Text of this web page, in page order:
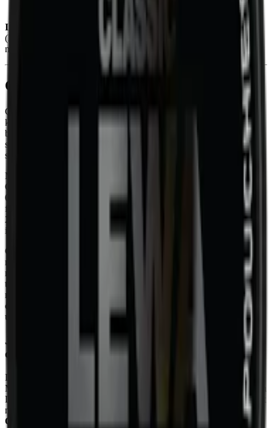
Ingredienser:
tobak, vatten, växtfiber, fuktighetsbevarande medel
(E1520, propylenglykol), salt, surhetsreglerande medel (E500,
natriumkarbonater) samt aromer (bland annat rökarom).
Om Catch Licorice Original Mini
Catch Licorice Original Mini är ett klassiskt
i miniformat som
kombinerar tradition och diskret format. Den har en mild och
balanserad tobakssmak som lyfts av toner av lakrits och salmiak. De
subtila noterna av torkade örter kompletterar helheten och skapar en
smak som är både nyanserad och unik.
Med sin fuktiga yta och högre fukthalt på 51 % ger Catch Licorice
Original Mini en snabb och kraftig smakrelease. Med en vikt på
0,52 gram per prilla är Catch Licorice Original Mini ett diskret val
för dig som vill ha ett mindre portionssnus. Dosan innehåller totalt
20 prillor och har en nettovikt på 10,4 gram. Se komplett
innehållsförteckning med e-nummer längre upp på denna sida.
Catch Licorice Original Mini är ett mildare snus med ett
nikotininnehåll på 4,2 mg per prilla, vilket motsvarar 0,8 % av
nettovikten. Catch tillverkas av Swedish Match, som sedan ett par år
tillbaka är en del av Philip Morris. Catch Licorice Original Mini har
nyligen bytt namn och design, vilket gör att du under en
övergångsperiod kan få dosor i både den nya och den tidigare
utformningen.
Januari 2025: Alla Catch får uppdaterad design och
dosa
I januari 2025 får det klassiska smaksatta snuset Catch från Swedish
Match en helt ny design, nytt namn och i vissa fall nytt recept. Catch
Licorice Original Mini behåller sitt recept men får en ny dosa och ett
nytt namn. Catch Licorice Minisnus heter nu
Original Mini